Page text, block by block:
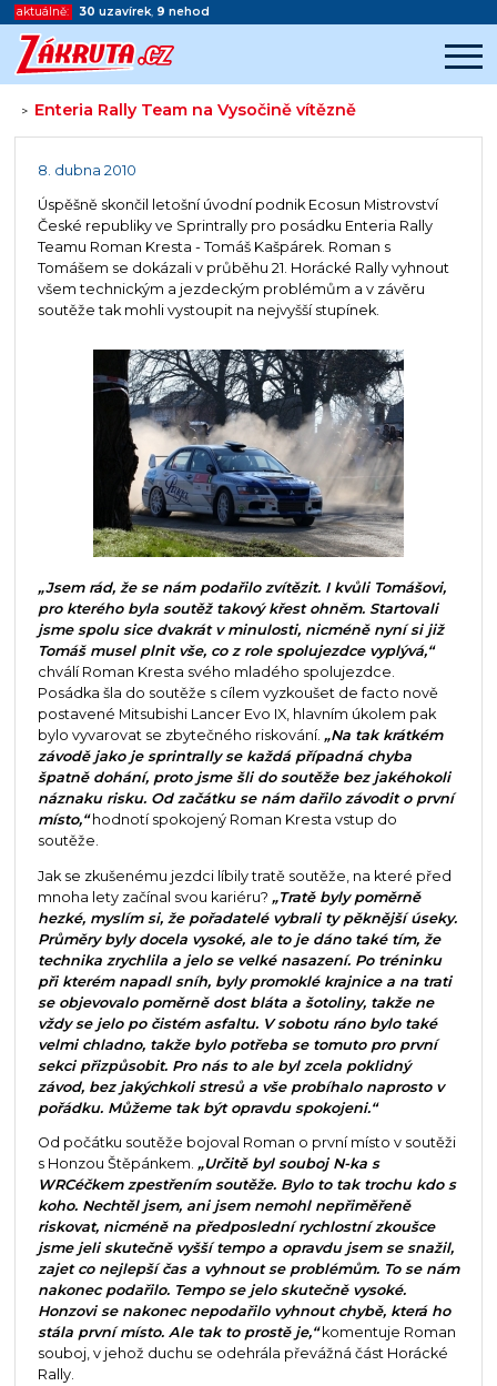
aktuálně: 30 uzavírek, 9 nehod
> Enteria Rally Team na Vysočině vítězně
Začátek reklamy
8. dubna 2010
Úspěšně skončil letošní úvodní podnik Ecosun Mistrovství
České republiky ve Sprintrally pro posádku Enteria Rally
Teamu Roman Kresta - Tomáš Kašpárek. Roman s
Tomášem se dokázali v průběhu 21. Horácké Rally vyhnout
všem technickým a jezdeckým problémům a v závěru
soutěže tak mohli vystoupit na nejvyšší stupínek.
„Jsem rád, že se nám podařilo zvítězit. I kvůli Tomášovi,
pro kterého byla soutěž takový křest ohněm. Startovali
jsme spolu sice dvakrát v minulosti, nicméně nyní si již
Tomáš musel plnit vše, co z role spolujezdce vyplývá,“
chválí Roman Kresta svého mladého spolujezdce.
Posádka šla do soutěže s cílem vyzkoušet de facto nově
postavené Mitsubishi Lancer Evo IX, hlavním úkolem pak
bylo vyvarovat se zbytečného riskování. „Na tak krátkém
závodě jako je sprintrally se každá případná chyba
špatně dohání, proto jsme šli do soutěže bez jakéhokoli
náznaku risku. Od začátku se nám dařilo závodit o první
místo,“hodnotí spokojený Roman Kresta vstup do
soutěže.
Jak se zkušenému jezdci líbily tratě soutěže, na které před
mnoha lety začínal svou kariéru? „Tratě byly poměrně
hezké, myslím si, že pořadatelé vybrali ty pěknější úseky.
Průměry byly docela vysoké, ale to je dáno také tím, že
technika zrychlila a jelo se velké nasazení. Po tréninku
při kterém napadl sníh, byly promoklé krajnice a na trati
se objevovalo poměrně dost bláta a šotoliny, takže ne
vždy se jelo po čistém asfaltu. V sobotu ráno bylo také
velmi chladno, takže bylo potřeba se tomuto pro první
sekci přizpůsobit. Pro nás to ale byl zcela poklidný
závod, bez jakýchkoli stresů a vše probíhalo naprosto v
pořádku. Můžeme tak být opravdu spokojeni.“
Od počátku soutěže bojoval Roman o první místo v soutěži
s Honzou Štěpánkem. „Určitě byl souboj N-ka s
WRCéčkem zpestřením soutěže. Bylo to tak trochu kdo s
koho. Nechtěl jsem, ani jsem nemohl nepřiměřeně
riskovat, nicméně na předposlední rychlostní zkoušce
jsme jeli skutečně vyšší tempo a opravdu jsem se snažil,
zajet co nejlepší čas a vyhnout se problémům. To se nám
nakonec podařilo. Tempo se jelo skutečně vysoké.
Honzovi se nakonec nepodařilo vyhnout chybě, která ho
stála první místo. Ale tak to prostě je,“komentuje Roman
souboj, v jehož duchu se odehrála převážná část Horácké
Rally.